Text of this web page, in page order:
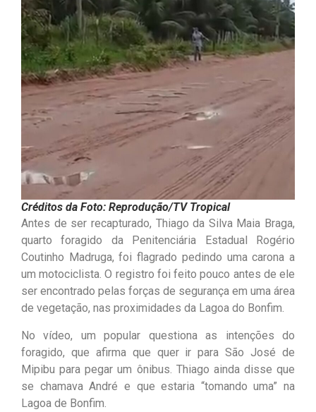
Créditos da Foto: Reprodução/TV Tropical
Antes de ser recapturado, Thiago da Silva Maia Braga,
quarto foragido da Penitenciária Estadual Rogério
Coutinho Madruga, foi flagrado pedindo uma carona a
um motociclista. O registro foi feito pouco antes de ele
ser encontrado pelas forças de segurança em uma área
de vegetação, nas proximidades da Lagoa do Bonfim.
No vídeo, um popular questiona as intenções do
foragido, que afirma que quer ir para São José de
Mipibu para pegar um ônibus. Thiago ainda disse que
se chamava André e que estaria “tomando uma” na
Lagoa de Bonfim.